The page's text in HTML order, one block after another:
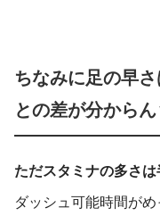
ちなみに足の早
との差が分からん
ただスタミナの多さは
ダッシュ可能時間がめ